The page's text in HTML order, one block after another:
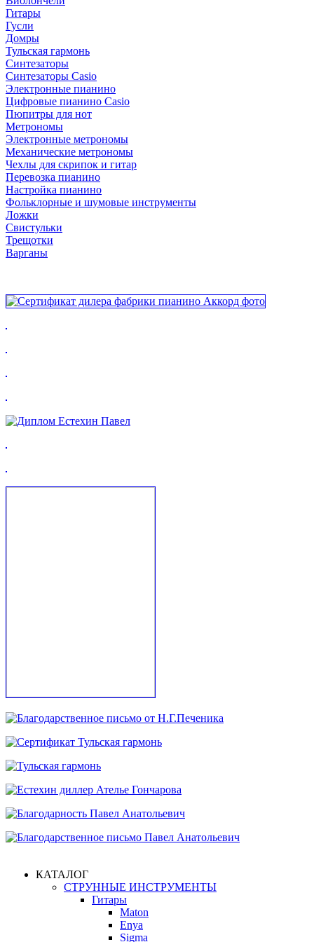
Гитары
Гусли
Домры
Тульская гармонь
Синтезаторы
Синтезаторы Casio
Электронные пианино
Цифровые пианино Casio
Пюпитры для нот
Метрономы
Электронные метрономы
Механические метрономы
Чехлы для скрипок и гитар
Перевозка пианино
Настройка пианино
Фольклорные и шумовые инструменты
Ложки
Свистульки
Трещотки
Варганы
КАТАЛОГ
СТРУННЫЕ ИНСТРУМЕНТЫ
Гитары
Maton
Enya
Sigma